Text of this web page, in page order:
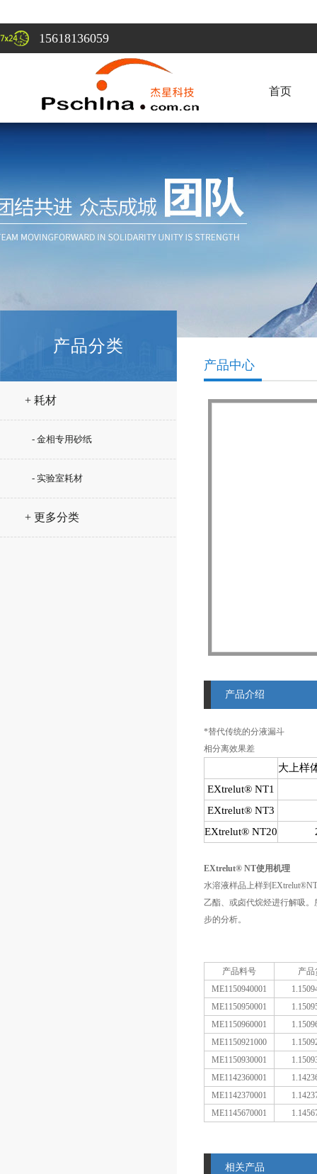
15618136059
首页
产品分类
+ 耗材
- 金相专用砂纸
- 实验室耗材
+ 更多分类
产品中心
产品介绍
*替代传统的分液漏斗
相分离效果差
大上样
EXtrelut® NT1
EXtrelut® NT3
EXtrelut® NT20
EXtrelut® NT使用机理
水溶液样品上样到EXtrelut®NT
乙酯、或卤代烷烃进行解吸
步的分析。
产品料号
产
ME1150940001
ME1150950001
ME1150960001
ME1150921000
ME1150930001
ME1142360001
ME1142370001
ME1145670001
相关产品